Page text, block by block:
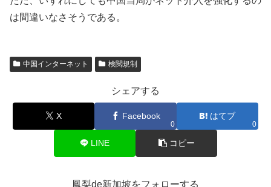
は間違いなさそうである。
中国インターネット 検閲規制
シェアする
X Facebook
0
はてブ
0
LINE コピー
鳳梨de新加坡をフォローする